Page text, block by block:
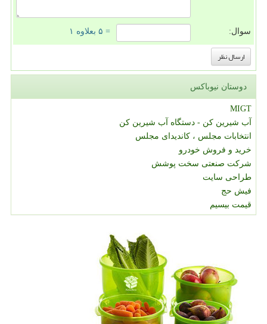
سوال: = ۵ بعلاوه ۱
دوستان نیوباکس
MIGT
آب شیرین کن - دستگاه آب شیرین کن
انتخابات مجلس ، کاندیدای مجلس
خرید و فروش خودرو
شرکت صنعتی سخت پوشش
طراحی سایت
فیش حج
قیمت بیسیم